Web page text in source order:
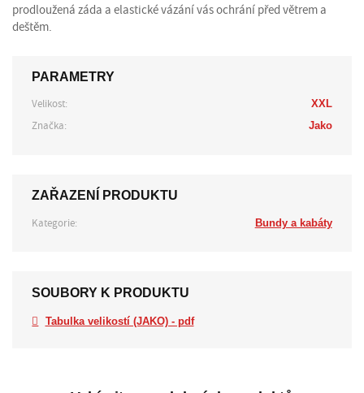
prodloužená záda a elastické vázání vás ochrání před větrem a
deštěm.
PARAMETRY
Velikost: XXL
Značka: Jako
ZAŘAZENÍ PRODUKTU
Kategorie: Bundy a kabáty
SOUBORY K PRODUKTU
Tabulka velikostí (JAKO) - pdf